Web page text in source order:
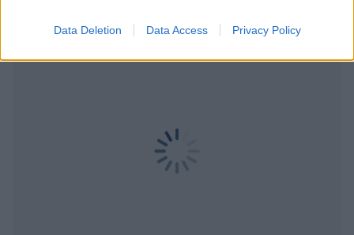
Data Deletion Data Access Privacy Policy
Εγγραφή Σύνδεση